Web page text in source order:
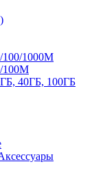
100/1000М
100M
40ГБ, 100ГБ